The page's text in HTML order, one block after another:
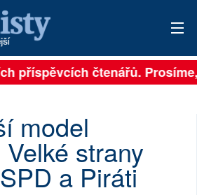
čtenářů. Prosíme,
model
strany
a Piráti